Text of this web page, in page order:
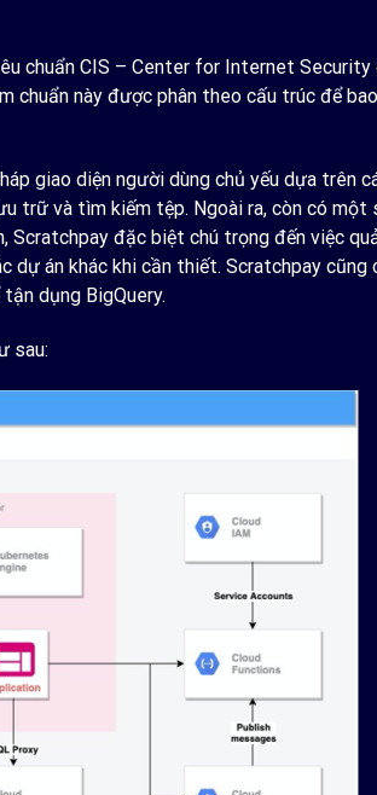
chuẩn CIS – Center for Internet Security
chuẩn này được phân theo cấu trúc để
giao diện người dùng chủ yếu dựa trên
trữ và tìm kiếm tệp. Ngoài ra, còn có một
đặc biệt chú trọng đến việc
án khác khi cần thiết. Scratchpay cũng
dụng BigQuery.
sau: